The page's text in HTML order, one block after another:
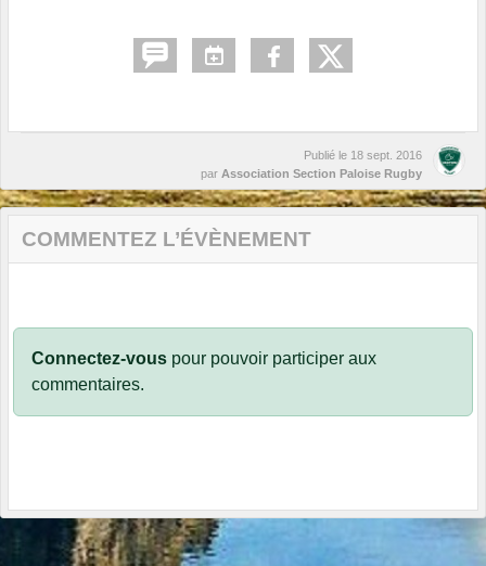
Publié le 18 sept. 2016
par Association Section Paloise Rugby
COMMENTEZ L’ÉVÈNEMENT
Connectez-vous pour pouvoir participer aux
commentaires.